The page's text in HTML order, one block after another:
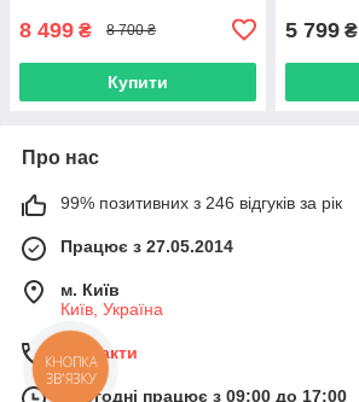
8 499 ₴ 8 700 ₴
Купити
5 799 ₴
Про нас
99% позитивних з 246 відгуків за рік
Працює з 27.05.2014
м. Київ
Київ, Україна
Контакти
Сьогодні працює з 09:00 до 17:00
КНОПКА
ЗВ'ЯЗКУ